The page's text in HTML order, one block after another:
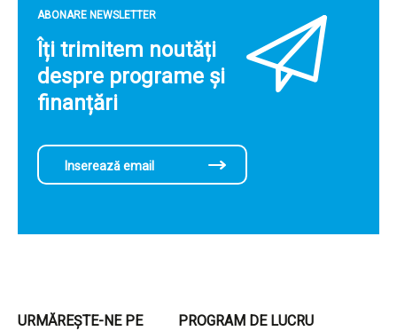
ABONARE NEWSLETTER
Îți trimitem noutăți
despre programe și
finanțări
URMĂREȘTE-NE PE PROGRAM DE LUCRU